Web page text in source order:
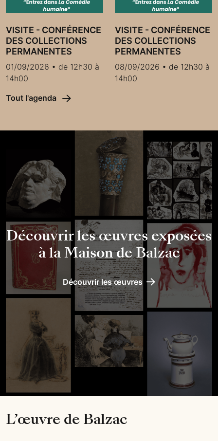
VISITE - CONFÉRENCE
DES COLLECTIONS
PERMANENTES
01/09/2026 • de 12h30 à
14h00
VISITE - CONFÉRENCE
DES COLLECTIONS
PERMANENTES
08/09/2026 • de 12h30 à
14h00
Tout l'agenda
Découvrir les œuvres exposées
à la Maison de Balzac
Découvrir les œuvres
L’œuvrede Balzac